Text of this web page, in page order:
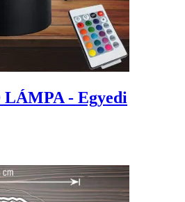
LÁMPA - Egyedi